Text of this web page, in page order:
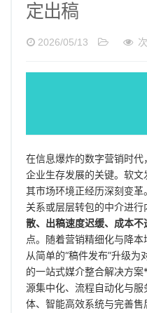
健康
财经
商业
定出稿
2026/05/13
在信息爆炸的数字营销时
企业生存发展的关键。软文
其市场环境正经历深刻变
关系或层层转包的中介进
散、出稿速度迟缓、成本
点。随着营销精细化与降
从简单的“稿件发布”升级
的一站式媒介整合解决方
源集中化、流程自动化与
体、智能高效系统与完善